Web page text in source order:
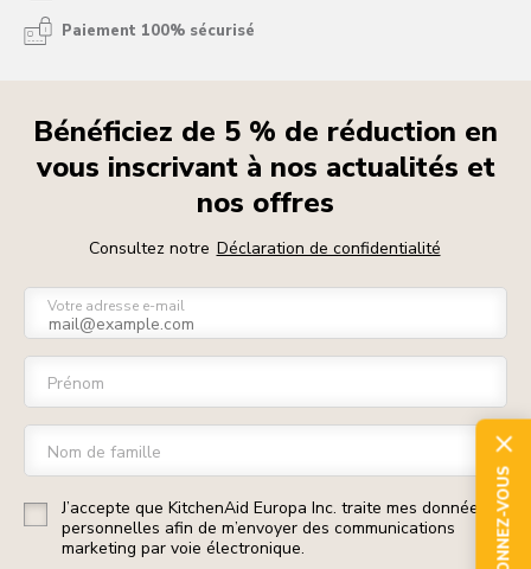
Paiement 100% sécurisé
Bénéficiez de 5 % de réduction en
vous inscrivant à nos actualités et
nos offres
Consultez notre Déclaration de confidentialité
Votre adresse e-mail
Prénom
Nom de famille
J’accepte que KitchenAid Europa Inc. traite mes données
personnelles afin de m’envoyer des communications
marketing par voie électronique.
ABONNEZ-VOUS